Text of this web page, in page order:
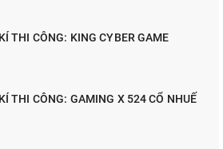
THI CÔNG: KING CYBER GAME
THI CÔNG: GAMING X 524 CỔ NHUẾ